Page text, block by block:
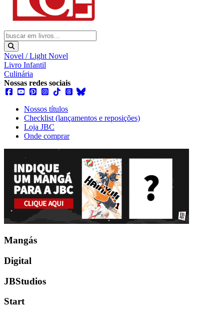
Novel / Light Novel
Livro Infantil
Culinária
Nossas redes sociais
Nossos títulos
Checklist (lançamentos e reposições)
Loja JBC
Onde comprar
Mangás
Digital
JBStudios
Start